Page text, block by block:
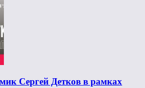
Сергей Детков в рамках